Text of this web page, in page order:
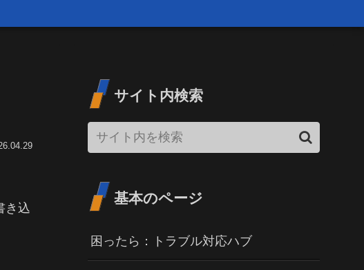
き込
サイト内検索
基本のページ
困ったら：トラブル対応ハブ